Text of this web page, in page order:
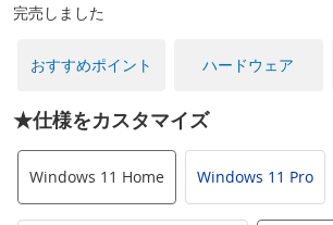
完売しました
おすすめポイント ハードウェア
★仕様をカスタマイズ
Windows 11 Home Windows 11 Pro